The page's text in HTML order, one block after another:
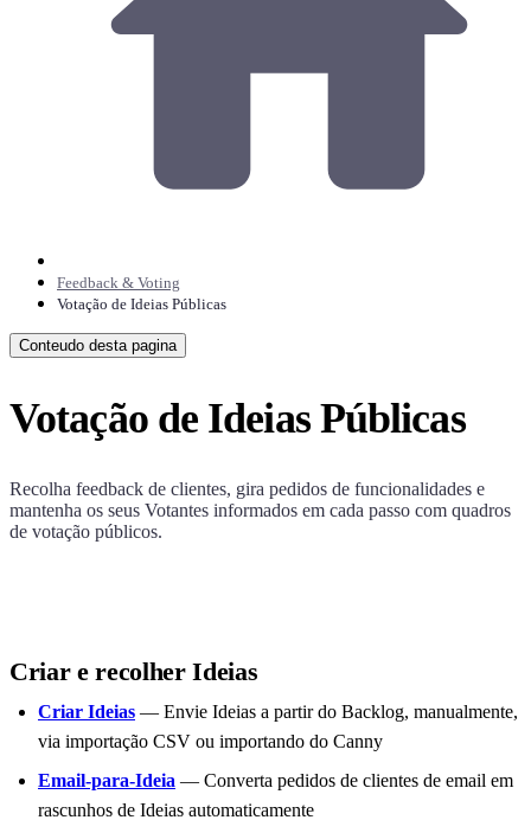
Feedback & Voting
Votação de Ideias Públicas
Conteudo desta pagina
Votação de Ideias Públicas
Recolha feedback de clientes, gira pedidos de funcionalidades e
mantenha os seus Votantes informados em cada passo com quadros
de votação públicos.
Criar e recolher Ideias
Criar Ideias — Envie Ideias a partir do Backlog, manualmente,
via importação CSV ou importando do Canny
Email-para-Ideia — Converta pedidos de clientes de email em
rascunhos de Ideias automaticamente